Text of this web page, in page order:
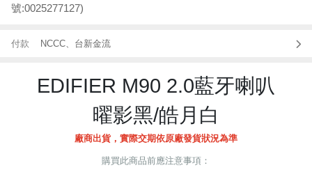
號:0025277127)
付款 NCCC、台新金流
EDIFIER M90 2.0藍牙喇叭
曜影黑/皓月白
廠商出貨，實際交期依原廠發貨狀況為準
購買此商品前應注意事項：